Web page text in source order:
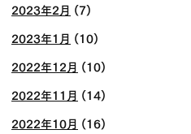
2023年2月 (7)
2023年1月 (10)
2022年12月 (10)
2022年11月 (14)
2022年10月 (16)